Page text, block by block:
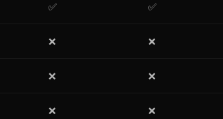
✅ ✅
❌ ❌
❌ ❌
❌ ❌